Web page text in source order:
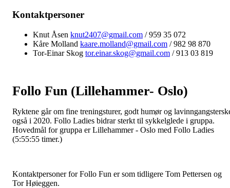
Kontaktpersoner
Knut Åsen knut2407@gmail.com / 959 35 072
Kåre Molland kaare.molland@gmail.com / 982 98 870
Tor-Einar Skog tor.einar.skog@gmail.com / 913 03 819
Follo Fun (Lillehammer- Oslo)
Ryktene går om fine treningsturer, godt humør og
også i 2020. Follo Ladies bidrar sterkt til sykkelglede i gruppa.
Hovedmål for gruppa er Lillehammer - Oslo med Follo Ladies
(5:55:55 timer.)
Kontaktpersoner for Follo Fun er som tidligere Tom Pettersen og
Tor Høieggen.